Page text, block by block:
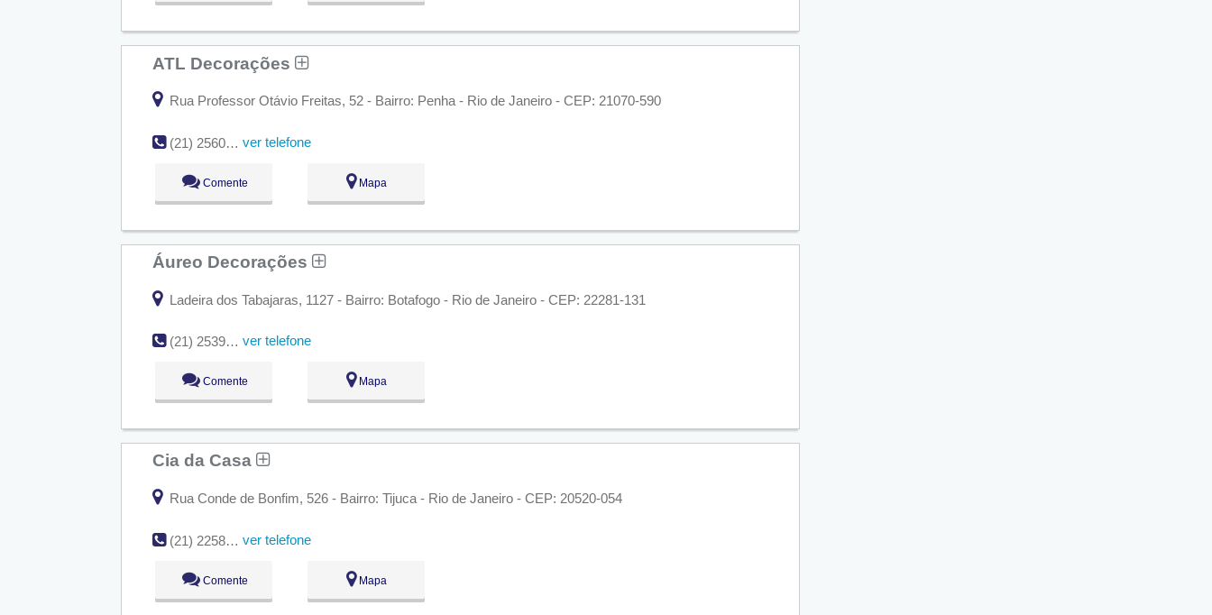
ATL Decorações
Rua Professor Otávio Freitas, 52 - Bairro: Penha - Rio de Janeiro - CEP: 21070-590
(21) 2560-3637 ver telefone
Comente Mapa
Áureo Decorações
Ladeira dos Tabajaras, 1127 - Bairro: Botafogo - Rio de Janeiro - CEP: 22281-131
(21) 2539-1032 ver telefone
Comente Mapa
Cia da Casa
Rua Conde de Bonfim, 526 - Bairro: Tijuca - Rio de Janeiro - CEP: 20520-054
(21) 2258-5624 ver telefone
Comente Mapa